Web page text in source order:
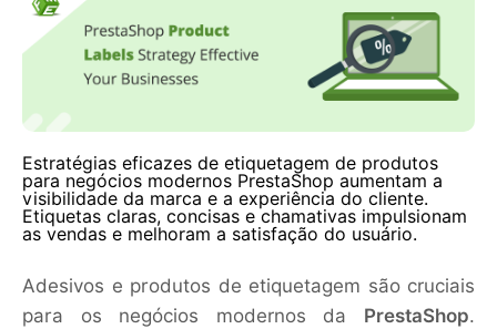
Estratégias eficazes de etiquetagem de produtos
para negócios modernos PrestaShop aumentam a
visibilidade da marca e a experiência do cliente.
Etiquetas claras, concisas e chamativas impulsionam
as vendas e melhoram a satisfação do usuário.
Adesivos e produtos de etiquetagem são cruciais
para os negócios modernos da PrestaShop.